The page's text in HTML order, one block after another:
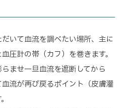
いて血流を調べたい場所、主に
圧計の帯（カフ）を巻きます。
ませ一旦血流を遮断してから
流が再び戻るポイント（皮膚灌